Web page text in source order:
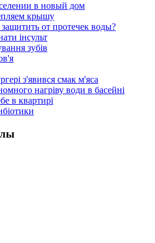
в новый дом
крышу
от протечек воды?
інсульт
зубів
з'явився смак м'яса
нагріву води в басейні
в квартирі